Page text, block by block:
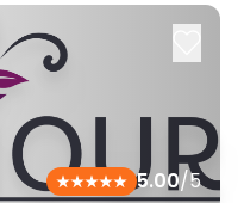
5.00/5